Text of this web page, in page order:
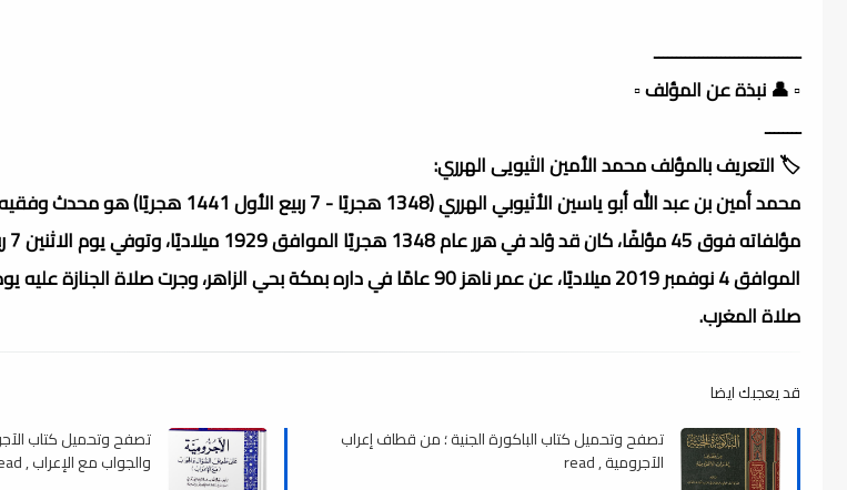
ـــــــــــــــــــــــــــــــــ
▫️ 👤 نبذة عن المؤلف ▫️
ــــــــ
🏷️ التعريف بالمؤلف محمد الأمين الثيويى الهرري:
محمد أمين بن عبد الله أبو ياسين الأثيوبي الهرري (1348
الموافق 4 نوفمبر 2019 ميلاديًا، عن عمر ناهز 90 عامًا في داره بمكة بحي الزاهر، وجرت
صلاة المغرب.
قد يعجبك ايضا
تصفح وتحميل كتاب الباكورة الجنية ؛ من قطاف إعراب
الآجرومية , read
تصفح وتحميل كتاب
والجواب مع الإعراب , read